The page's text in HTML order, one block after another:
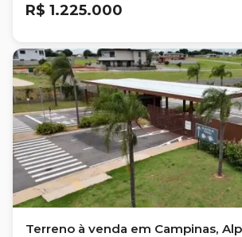
R$ 1.225.000
Terreno à venda em Campinas,